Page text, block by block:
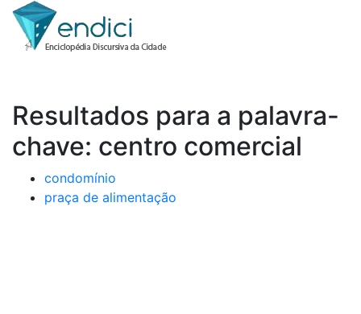
Resultados para a palavra-
chave: centro comercial
condomínio
praça de alimentação